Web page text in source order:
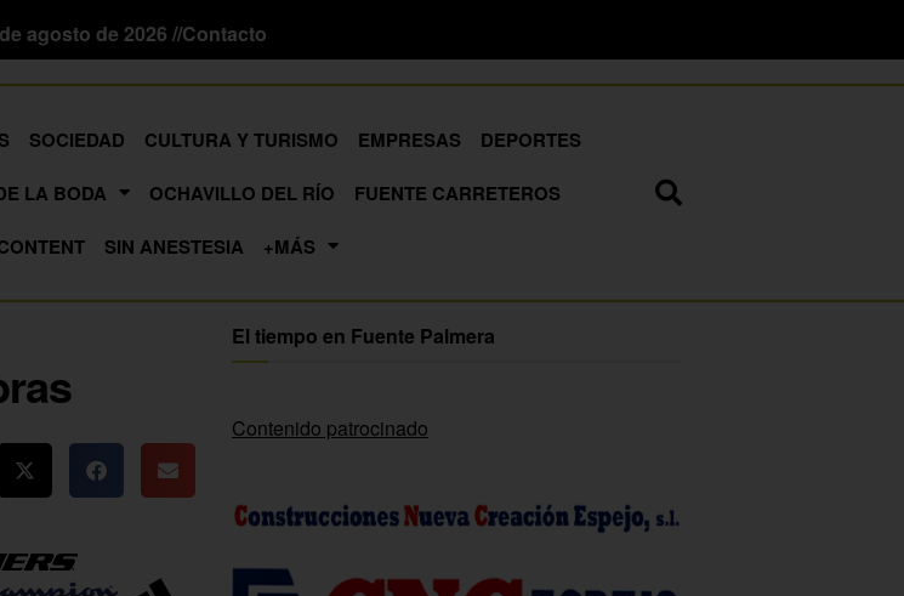
agosto de 2026 //Contacto
SOCIEDAD CULTURA Y TURISMO EMPRESAS
DEPORTES
LA BODA OCHAVILLO DEL RÍO
FUENTE CARRETEROS
SIN ANESTESIA +MÁS
El tiempo en Fuente Palmera
Contenido patrocinado